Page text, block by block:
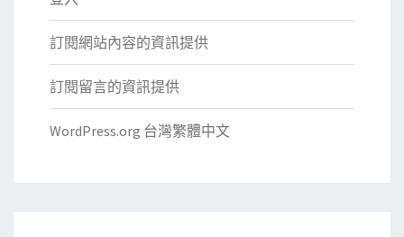
訂閱網站內容的資訊提供
訂閱留言的資訊提供
WordPress.org 台灣繁體中文